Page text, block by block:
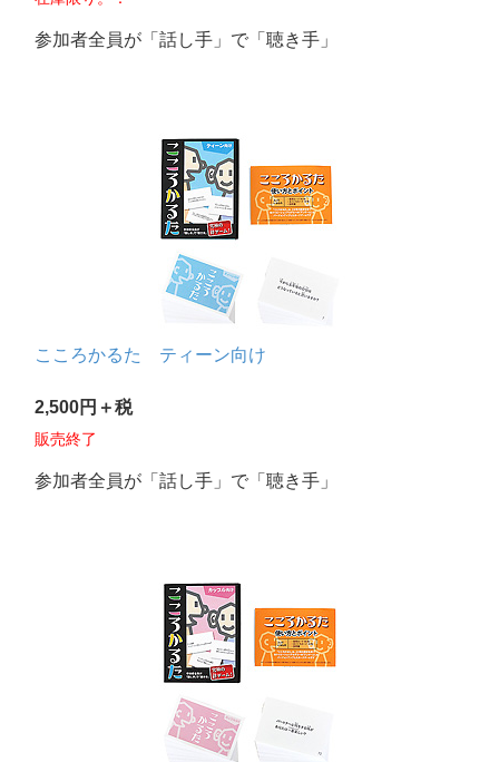
参加者全員が「話し手」で「聴き手」
こころかるた ティーン向け
2,500円＋税
販売終了
参加者全員が「話し手」で「聴き手」